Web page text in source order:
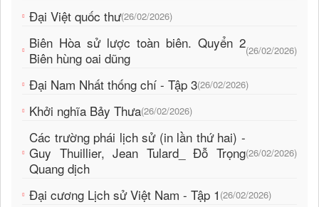
Đại Việt quốc thư(26/02/2026)
Biên Hòa sử lược toàn biên. Quyển 2
Biên hùng oai dũng
(26/02/2026)
Đại Nam Nhất thống chí - Tập 3(26/02/2026)
Khởi nghĩa Bảy Thưa(26/02/2026)
Các trường phái lịch sử (in lần thứ hai) -
Guy Thuillier, Jean Tulard_ Đỗ Trọng
Quang dịch
(26/02/2026)
Đại cương Lịch sử Việt Nam - Tập 1 (26/02/2026)